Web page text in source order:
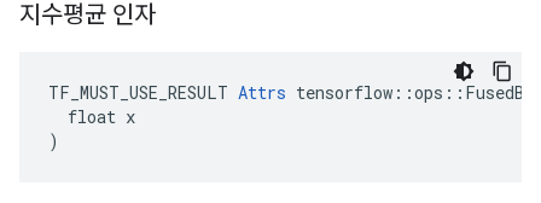
지수평균 인자
TF_MUST_USE_RESULT Attrs
  float x
)